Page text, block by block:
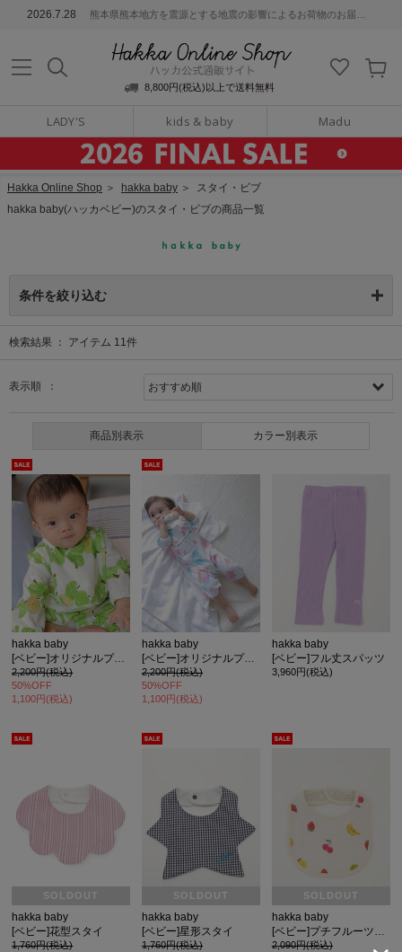
2026.7.28 熊本県熊本地方を震源とする地震の影響によるお荷物のお届けについて
8,800円(税込)以上で送料無料
LADY'S kids & baby Madu
通販サイト
Hakka Online Shop ＞ hakka baby ＞ スタイ・ビブ
hakka baby(ハッカベビー)のスタイ・ビブの商品一覧
条件を絞り込む
検索結果 ： アイテム 11件
表示順 ：
商品別表示 カラー別表示
hakka baby
[ベビー]オリジナルプリントスタイ
2,200円(税込)
50%OFF
1,100円(税込)
hakka baby
[ベビー]オリジナルプリントスタイ
2,200円(税込)
50%OFF
1,100円(税込)
hakka baby
[ベビー]フル丈スパッツ
3,960円(税込)
SOLDOUT
hakka baby
[ベビー]花型スタイ
1,760円(税込)
SOLDOUT
hakka baby
[ベビー]星形スタイ
1,760円(税込)
SOLDOUT
hakka baby
[ベビー]プチフルーツプリントリバーシブルスタイ
2,090円(税込)